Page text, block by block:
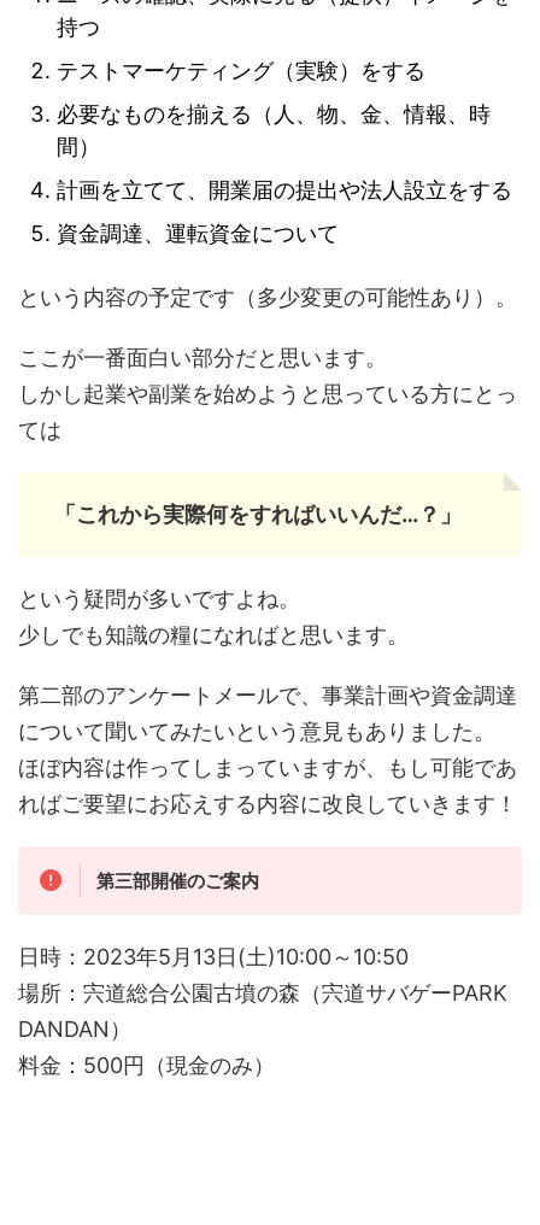
持つ
テストマーケティング（実験）をする
必要なものを揃える（人、物、金、情報、時
間）
計画を立てて、開業届の提出や法人設立をする
資金調達、運転資金について
という内容の予定です（多少変更の可能性あり）。
ここが一番面白い部分だと思います。
しかし起業や副業を始めようと思っている方にとっ
ては
「これから実際何をすればいいんだ…？」
という疑問が多いですよね。
少しでも知識の糧になればと思います。
第二部のアンケートメールで、事業計画や資金調達
について聞いてみたいという意見もありました。
ほぼ内容は作ってしまっていますが、もし可能であ
ればご要望にお応えする内容に改良していきます！
第三部開催のご案内
日時：2023年5月13日(土)10:00～10:50
場所：宍道総合公園古墳の森（宍道サバゲーPARK
DANDAN）
料金：500円（現金のみ）